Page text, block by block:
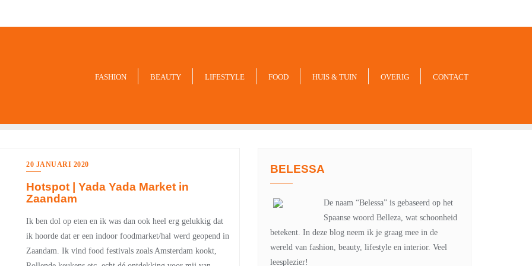
FASHION BEAUTY LIFESTYLE FOOD HUIS & TUIN OVERIG CONTACT
20 JANUARI 2020
Hotspot | Yada Yada Market in
Zaandam
Ik ben dol op eten en ik was dan ook heel erg gelukkig dat
ik hoorde dat er een indoor foodmarket/hal werd geopend in
Zaandam. Ik vind food festivals zoals Amsterdam kookt,
BELESSA
De naam “Belessa” is gebaseerd op het
Spaanse woord Belleza, wat schoonheid
betekent. In deze blog neem ik je graag mee in de
wereld van fashion, beauty, lifestyle en interior. Veel
leesplezier!